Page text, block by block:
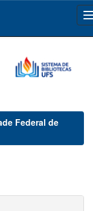
Federal de